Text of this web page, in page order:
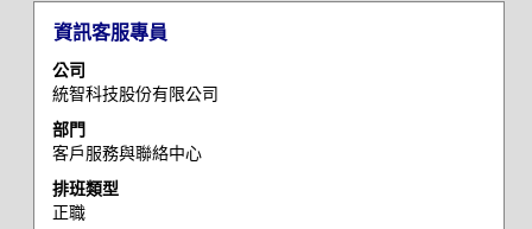
整
內
容。
標
題
資訊客服專員
公司
統智科技股份有限公司
部門
客戶服務與聯絡中心
排班類型
正職
選
取
空
列
以
檢
視